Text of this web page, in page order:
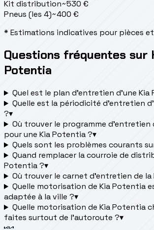
Kit distribution~530 €
Pneus (les 4)~400 €
* Estimations indicatives pour pièces
Questions fréquentes sur
Potentia
Quel est le plan d’entretien d’une
Quelle est la périodicité d’entretien
?▾
Où trouver le programme
pour une Kia Potentia ?▾
Quels sont les problèmes courants
Quand remplacer la courroie de
Potentia ?▾
Où trouver le carnet d'entretien de la
Quelle motorisation de Kia Potentia
adaptée à la ville ?▾
Quelle motorisation de Kia Potentia
faites surtout de l'autoroute ?▾